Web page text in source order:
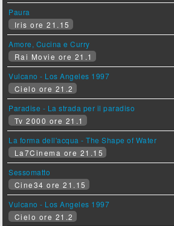
Paura
Iris ore 21.15
Amore, Cucina e Curry
Rai Movie ore 21.1
Vulcano - Los Angeles 1997
Cielo ore 21.2
Paradise - La strada per il paradiso
Tv 2000 ore 21.1
La forma dell'acqua - The Shape of Water
La7Cinema ore 21.15
Sessomatto
Cine34 ore 21.15
Vulcano - Los Angeles 1997
Cielo ore 21.2